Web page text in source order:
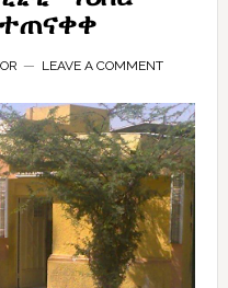
LEAVE A COMMENT